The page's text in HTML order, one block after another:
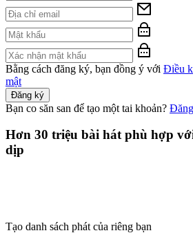
Bằng cách đăng ký, bạn đồng ý với Điều
mật
Đăng ký
Bạn co săn san để tạo một tai khoản?
Hơn 30 triệu bài hát phù hợp
dịp
Tạo danh sách phát của riêng bạn